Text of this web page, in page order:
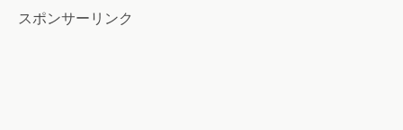
スポンサーリンク